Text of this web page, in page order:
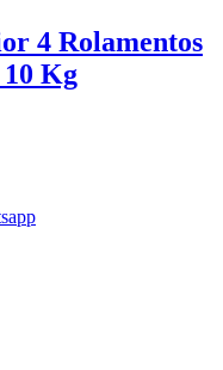
4 Rolamentos
Kg